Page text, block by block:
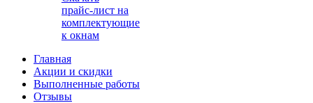
прайс-лист на
комплектующие
к окнам
Главная
Акции и скидки
Выполненные работы
Отзывы